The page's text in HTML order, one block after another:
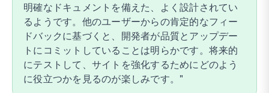
明確なドキュメントを備えた、よく設計されてい
るようです。他のユーザーからの肯定的なフィー
ドバックに基づくと、開発者が品質とアップデー
トにコミットしていることは明らかです。将来的
にテストして、サイトを強化するためにどのよう
に役立つかを見るのが楽しみです。